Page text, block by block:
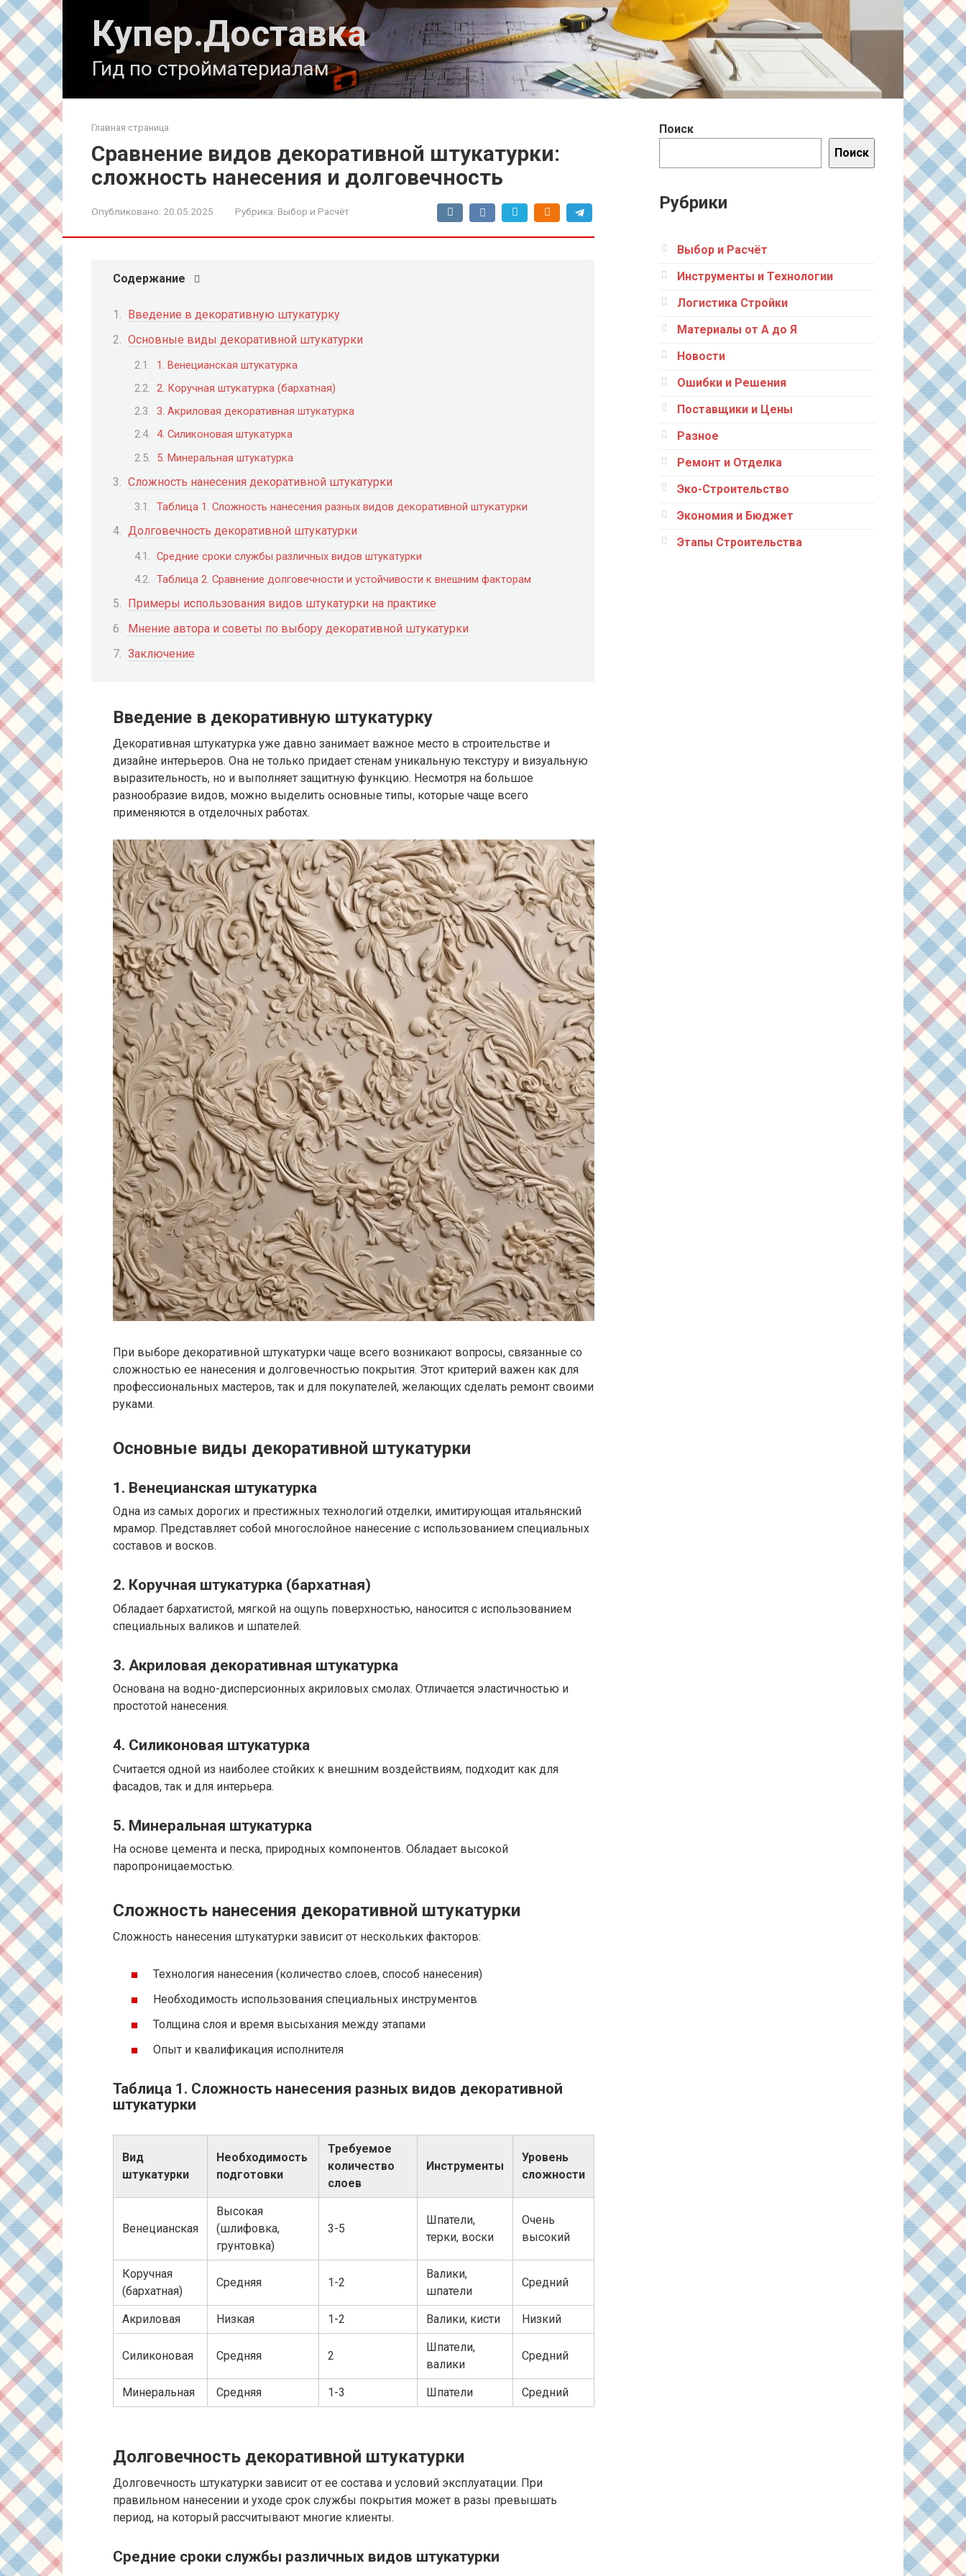
Перейти
к
контенту
Купер.Доставка
Гид по стройматериалам
Главная страница
Сравнение видов декоративной штукатурки:
сложность нанесения и долговечность
Опубликовано: 20.05.2025 Рубрика: Выбор и Расчёт
Содержание
Введение в декоративную штукатурку
Основные виды декоративной штукатурки
1. Венецианская штукатурка
2. Коручная штукатурка (бархатная)
3. Акриловая декоративная штукатурка
4. Силиконовая штукатурка
5. Минеральная штукатурка
Сложность нанесения декоративной штукатурки
Таблица 1. Сложность нанесения разных видов декоративной штукатурки
Долговечность декоративной штукатурки
Средние сроки службы различных видов штукатурки
Таблица 2. Сравнение долговечности и устойчивости к внешним факторам
Примеры использования видов штукатурки на практике
Мнение автора и советы по выбору декоративной штукатурки
Заключение
Введение в декоративную штукатурку
Декоративная штукатурка уже давно занимает важное место в строительстве и
дизайне интерьеров. Она не только придает стенам уникальную текстуру и визуальную
выразительность, но и выполняет защитную функцию. Несмотря на большое
разнообразие видов, можно выделить основные типы, которые чаще всего
применяются в отделочных работах.
При выборе декоративной штукатурки чаще всего возникают вопросы, связанные со
сложностью ее нанесения и долговечностью покрытия. Этот критерий важен как для
профессиональных мастеров, так и для покупателей, желающих сделать ремонт своими
руками.
Основные виды декоративной штукатурки
1. Венецианская штукатурка
Одна из самых дорогих и престижных технологий отделки, имитирующая итальянский
мрамор. Представляет собой многослойное нанесение с использованием специальных
составов и восков.
2. Коручная штукатурка (бархатная)
Обладает бархатистой, мягкой на ощупь поверхностью, наносится с использованием
специальных валиков и шпателей.
3. Акриловая декоративная штукатурка
Основана на водно-дисперсионных акриловых смолах. Отличается эластичностью и
простотой нанесения.
4. Силиконовая штукатурка
Считается одной из наиболее стойких к внешним воздействиям, подходит как для
фасадов, так и для интерьера.
5. Минеральная штукатурка
На основе цемента и песка, природных компонентов. Обладает высокой
паропроницаемостью.
Сложность нанесения декоративной штукатурки
Сложность нанесения штукатурки зависит от нескольких факторов:
Технология нанесения (количество слоев, способ нанесения)
Необходимость использования специальных инструментов
Толщина слоя и время высыхания между этапами
Опыт и квалификация исполнителя
Таблица 1. Сложность нанесения разных видов декоративной
штукатурки
Вид
штукатурки
Необходимость
подготовки
Требуемое
количество
слоев
Инструменты
Уровень
сложности
Венецианская
Высокая
(шлифовка,
грунтовка)
3-5
Шпатели,
терки, воски
Очень
высокий
Коручная
(бархатная)
Средняя 1-2
Валики,
шпатели
Средний
Акриловая Низкая 1-2 Валики, кисти Низкий
Силиконовая Средняя 2
Шпатели,
валики
Средний
Минеральная Средняя 1-3 Шпатели Средний
Долговечность декоративной штукатурки
Долговечность штукатурки зависит от ее состава и условий эксплуатации. При
правильном нанесении и уходе срок службы покрытия может в разы превышать
период, на который рассчитывают многие клиенты.
Средние сроки службы различных видов штукатурки
Поиск
Поиск
Рубрики
Выбор и Расчёт
Инструменты и Технологии
Логистика Стройки
Материалы от А до Я
Новости
Ошибки и Решения
Поставщики и Цены
Разное
Ремонт и Отделка
Эко-Строительство
Экономия и Бюджет
Этапы Строительства